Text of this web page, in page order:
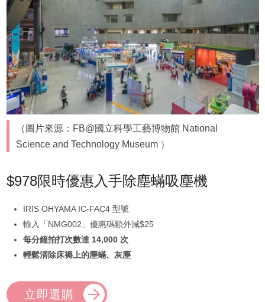
（圖片來源：FB@國立科學工藝博物館 National
Science and Technology Museum ）
$978限時優惠入手除塵蟎吸塵機
IRIS OHYAMA IC-FAC4 型號
輸入「NMG002」優惠碼額外減$25
每分鐘拍打次數達 14,000 次
輕鬆清除床褥上的塵蟎、灰塵
立即選購